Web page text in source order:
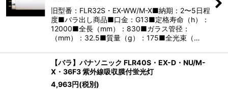
旧型番：FLR32S・EX-WW/M-X■納期：2〜5日程
度■バラ出し商品■口金：G13■定格寿命（h）：
12000■全長（mm）：830■ガラス管径：
（mm）：32.5■質量（g）：175■全光束（…
【バラ】パナソニック FLR40S・EX-D・NU/M-
X・36F3 紫外線吸収膜付蛍光灯
4,963円(税別)